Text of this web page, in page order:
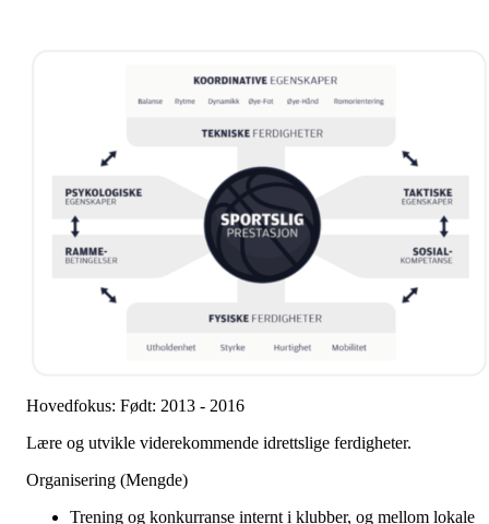
Hovedfokus: Født: 2013 - 2016
Lære og utvikle viderekommende idrettslige ferdigheter.
Organisering (Mengde)
Trening og konkurranse internt i klubber, og mellom lokale